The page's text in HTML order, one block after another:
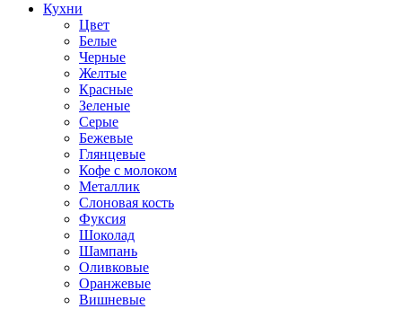
Кухни
Цвет
Белые
Черные
Желтые
Красные
Зеленые
Серые
Бежевые
Глянцевые
Кофе с молоком
Металлик
Слоновая кость
Фуксия
Шоколад
Шампань
Оливковые
Оранжевые
Вишневые